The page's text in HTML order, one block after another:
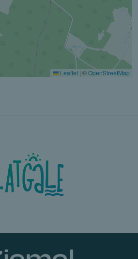
Leaflet | ©OpenStreetMap